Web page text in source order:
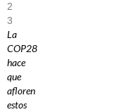
2
3
La
COP28
hace
que
afloren
estos